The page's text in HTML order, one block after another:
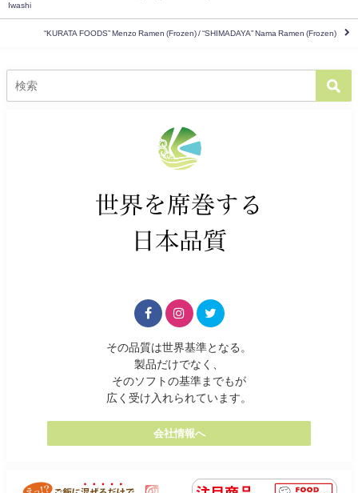
Iwashi
“KURATA FOODS” Menzo Ramen (Frozen) / “SHIMADAYA” Nama Ramen (Frozen)
その品質は世界基準となる。
製品だけでなく、
そのソフトの基準までもが
広く受け入れられています。
会社情報へ